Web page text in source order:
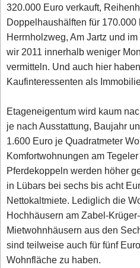
320.000 Euro verkauft,
Doppelhaushälften für
Herrnholzweg, Am Jartz und
wir 2011 innerhalb weniger
vermitteln. Und auch hier
Kaufinteressenten als
Etageneigentum wird kaum
je nach Ausstattung, Baujahr
1.600 Euro je Quadratmeter
Komfortwohnungen am
Pferdekoppeln werden höher
in Lübars bei sechs bis acht
Nettokaltmiete. Lediglich die
Hochhäusern am Zabel-
Mietwohnhäusern aus den
sind teilweise auch für fünf
Wohnfläche zu haben.